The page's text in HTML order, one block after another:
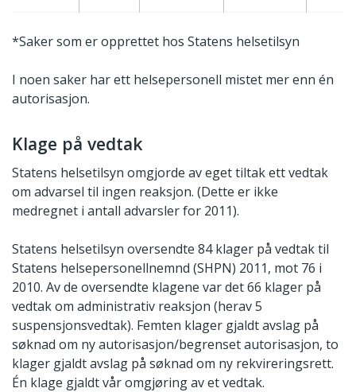
*Saker som er opprettet hos Statens helsetilsyn
I noen saker har ett helsepersonell mistet mer enn én
autorisasjon.
Klage på vedtak
Statens helsetilsyn omgjorde av eget tiltak ett vedtak
om advarsel til ingen reaksjon. (Dette er ikke
medregnet i antall advarsler for 2011).
Statens helsetilsyn oversendte 84 klager på vedtak til
Statens helsepersonellnemnd (SHPN) 2011, mot 76 i
2010. Av de oversendte klagene var det 66 klager på
vedtak om administrativ reaksjon (herav 5
suspensjonsvedtak). Femten klager gjaldt avslag på
søknad om ny autorisasjon/begrenset autorisasjon, to
klager gjaldt avslag på søknad om ny rekvireringsrett.
Én klage gjaldt vår omgjøring av et vedtak.